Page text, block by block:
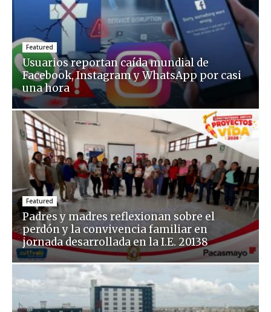
Featured
Usuarios reportan caída mundial de
Facebook, Instagram y WhatsApp por casi
una hora
Featured
Padres y madres reflexionan sobre el
perdón y la convivencia familiar en
jornada desarrollada en la I.E. 20138